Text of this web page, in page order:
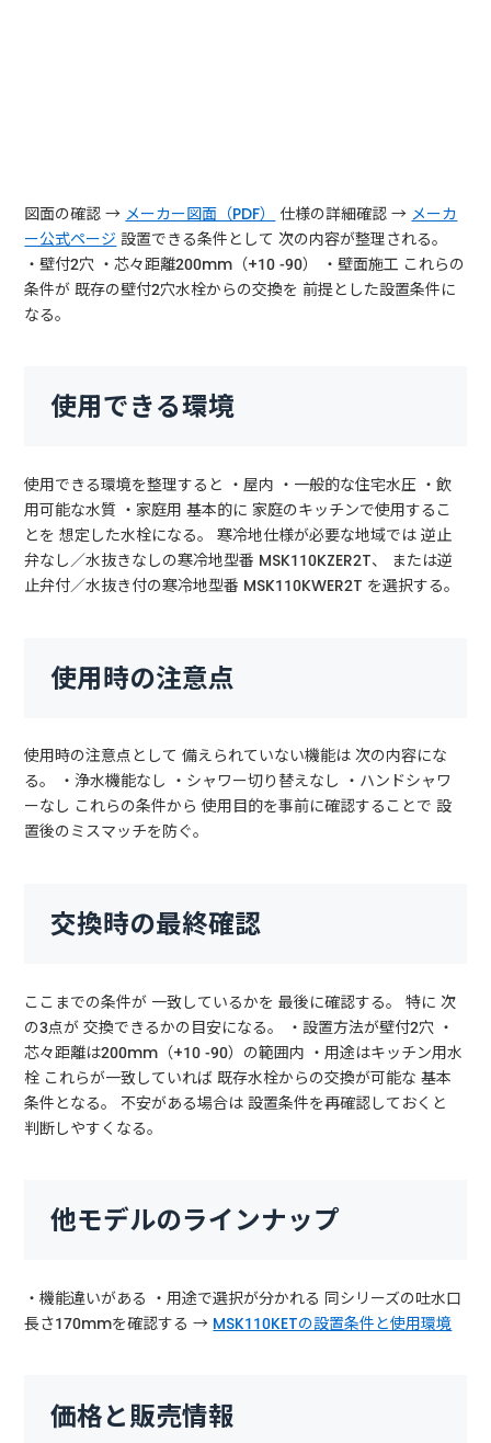
図面の確認 → メーカー図面（PDF） 仕様の詳細確認 → メーカ
ー公式ページ 設置できる条件として 次の内容が整理される。
・壁付2穴 ・芯々距離200mm（+10 -90） ・壁面施工 これらの
条件が 既存の壁付2穴水栓からの交換を 前提とした設置条件に
なる。
使用できる環境
使用できる環境を整理すると ・屋内 ・一般的な住宅水圧 ・飲
用可能な水質 ・家庭用 基本的に 家庭のキッチンで使用するこ
とを 想定した水栓になる。 寒冷地仕様が必要な地域では 逆止
弁なし／水抜きなしの寒冷地型番 MSK110KZER2T、 または逆
止弁付／水抜き付の寒冷地型番 MSK110KWER2T を選択する。
使用時の注意点
使用時の注意点として 備えられていない機能は 次の内容にな
る。 ・浄水機能なし ・シャワー切り替えなし ・ハンドシャワ
ーなし これらの条件から 使用目的を事前に確認することで 設
置後のミスマッチを防ぐ。
交換時の最終確認
ここまでの条件が 一致しているかを 最後に確認する。 特に 次
の3点が 交換できるかの目安になる。 ・設置方法が壁付2穴 ・
芯々距離は200mm（+10 -90）の範囲内 ・用途はキッチン用水
栓 これらが一致していれば 既存水栓からの交換が可能な 基本
条件となる。 不安がある場合は 設置条件を再確認しておくと
判断しやすくなる。
他モデルのラインナップ
・機能違いがある ・用途で選択が分かれる 同シリーズの吐水口
長さ170mmを確認する → MSK110KETの設置条件と使用環境
価格と販売情報